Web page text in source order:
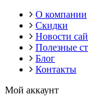
О компании
Скидки
Новости
Полезные
Блог
Контакты
Мой аккаунт